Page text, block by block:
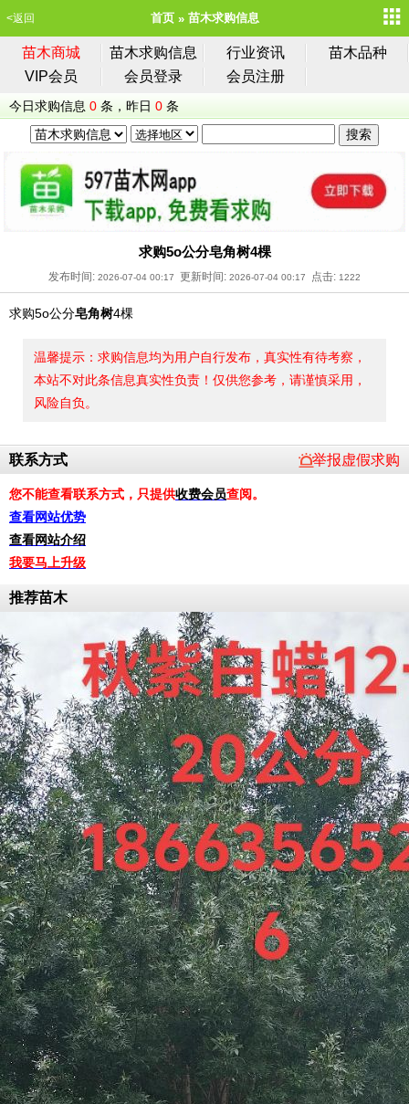
<返回 首页 苗木求购信息
苗木商城 苗木求购信息 行业资讯
苗木品种
VIP会员
会员登录 会员注册
今日求购信息 0 条，昨日 0 条
求购5o公分皂角树4棵
发布时间: 2026-07-04 00:17 更新时间: 2026-07-04 00:17 点击: 1222
求购5o公分皂角树4棵
温馨提示：求购信息均为用户自行发布，真实性有待考察，
本站不对此条信息真实性负责！仅供您参考，请谨慎采用，
风险自负。
举报虚假求购
联系方式
您不能查看联系方式，只提供收费会员查阅。
查看网站优势
查看网站介绍
我要马上升级
推荐苗木